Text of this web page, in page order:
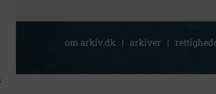
om arkiv.dk | arkiver |
;